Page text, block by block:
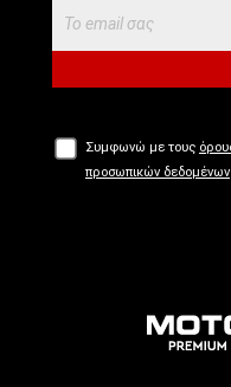
Συμφωνώ με τους
προσωπικών δεδομένων